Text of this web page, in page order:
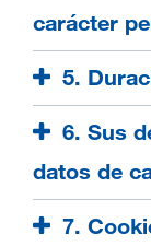
carácter
5.
6. Sus
datos de
7.